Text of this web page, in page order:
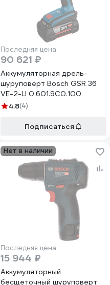
Последняя цена
90 621 ₽
Аккумуляторная дрель-
шуруповерт Bosch GSR 36
VE-2-LI 0.601.9C0.100
4.8(4)
Подписаться
Нет в наличии
Последняя цена
15 944 ₽
Аккумуляторный
бесщеточный шуруповерт